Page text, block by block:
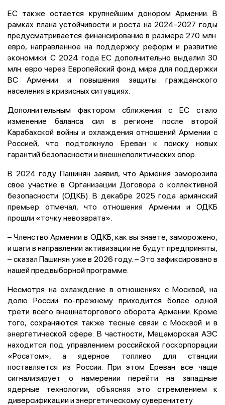
ЕС также остается крупнейшим донором Армении. В
рамках плана устойчивости и роста на 2024-2027 годы
предусматривается финансирование в размере 270 млн.
евро, направленное на поддержку реформ и развитие
экономики. С 2024 года ЕС дополнительно выделил 30
млн. евро через Европейский фонд мира для поддержки
ВС Армении и повышения защиты гражданского
населения в кризисных ситуациях.
Дополнительным фактором сближения с ЕС стало
изменение баланса сил в регионе после второй
Карабахской войны и охлаждения отношений Армении с
Россией, что подтолкнуло Ереван к поиску новых
гарантий безопасности и внешнеполитических опор.
В 2024 году Пашинян заявил, что Армения заморозила
свое участие в Организации Договора о коллективной
безопасности (ОДКБ). В декабре 2025 года армянский
премьер отмечал, что отношения Армении и ОДКБ
прошли «точку невозврата».
– Членство Армении в ОДКБ, как вы знаете, заморожено,
и шаги в направлении активизации не будут предприняты,
– сказал Пашинян уже в 2026 году. – Это зафиксировано в
нашей предвыборной программе.
Несмотря на охлаждение в отношениях с Москвой, на
долю России по-прежнему приходится более одной
трети всего внешнеторгового оборота Армении. Кроме
того, сохраняются также тесные связи с Москвой и в
энергетической сфере. В частности, Мецаморская АЭС
находится под управлением российской госкорпорации
«Росатом», а ядерное топливо для станции
поставляется из России. При этом Ереван все чаще
сигнализирует о намерении перейти на западные
ядерные технологии, объясняя это стремлением к
диверсификации и энергетическому суверенитету.